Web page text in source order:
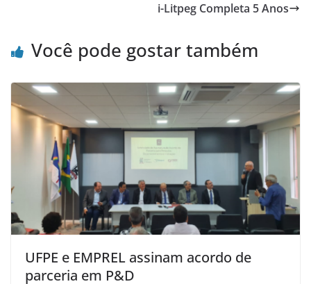
i-Litpeg Completa 5 Anos
Você pode gostar também
UFPE e EMPREL assinam acordo de
parceria em P&D